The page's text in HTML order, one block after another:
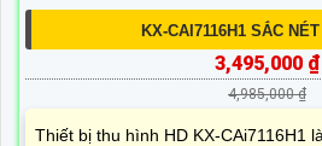
KX-CAI7116H1 SẮC
3,495,000 ₫
4,985,000 ₫
Thiết bị thu hình HD KX-CAi7116H1